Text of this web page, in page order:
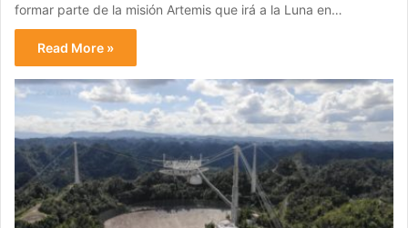
formar parte de la misión Artemis que irá a la Luna en…
Read More »